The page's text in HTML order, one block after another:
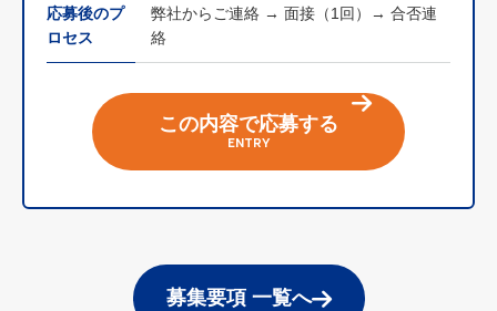
応募後のプ
ロセス
弊社からご連絡 → 面接（1回）→ 合否連
絡
この内容で応募する
ENTRY
募集要項 一覧へ